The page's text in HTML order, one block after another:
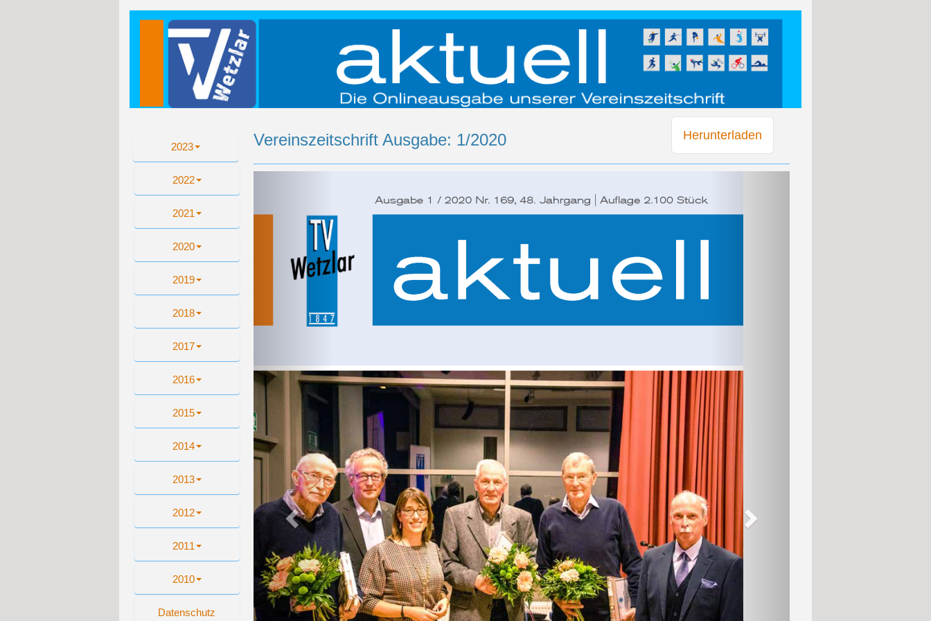
2023
2022
2021
2020
2019
2018
2017
2016
2015
2014
2013
2012
2011
2010
Datenschutz
Vereinszeitschrift Ausgabe: 1/2020 Herunterladen